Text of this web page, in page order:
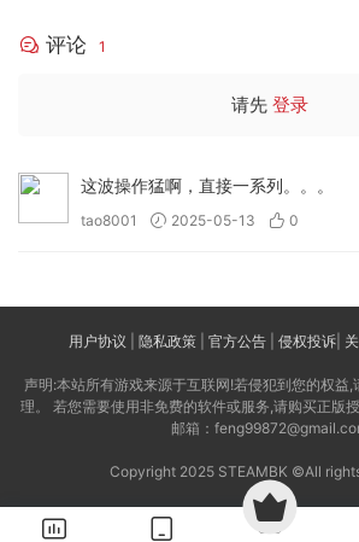
评论 1
请先 登录
这波操作猛啊，直接一系列。。。
tao8001 2025-05-13 0
用户协议 隐私政策| 官方公告| 侵权投诉|
声明:本站所有游戏来源于互联网!若侵犯到您的权益
理。 若您需要使用非免费的软件或服务,请购买正版
邮箱：
Copyright 2025 STEAMBK ©All